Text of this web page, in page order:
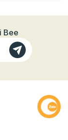
Bee